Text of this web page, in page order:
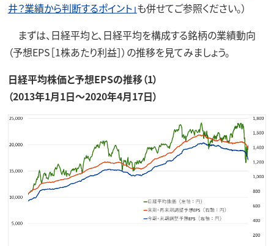
井？業績から判断するポイント」も併せてご参照ください。）
まずは、日経平均と、日経平均を構成する銘柄の業績動向
（予想EPS［1株あたり利益］）の推移を見てみましょう。
日経平均株価と予想EPSの推移（1）
（2013年1月1日～2020年4月17日）